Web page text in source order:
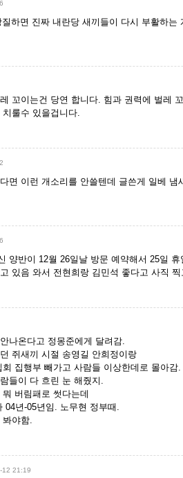
하면 진짜 내란당 새끼들이 다시 부활하는
꼬이는건 당연 합니다. 힘과 권력에 벌레
룰수 있을겁니다.
면 이런 개소리를 안쓸텐데 글쓴게 일베
양반이 12월 26일날 방문 예약해서 25일
있음 와서 전현희랑 김민석 좋다고 사직
나온다고 정몽준에게 달려감.
쥐새끼 시절 송영길 안희정이랑
집행부 빼가고 사람들 이상한데로 몰아감.
들이 다 흐린 눈 해줬지.
버림패로 썻다는데
년-05년임. 노무현 정부때.
야함.
12 21:19